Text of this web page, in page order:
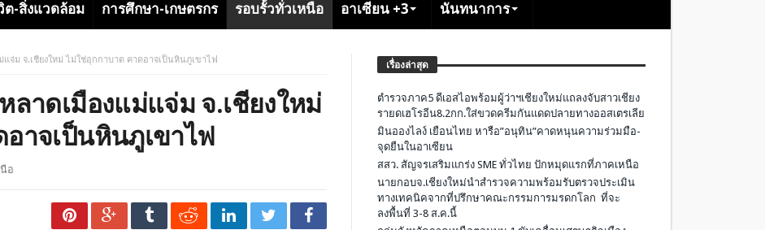
-สิ่งแวดล้อม การศึกษา-เกษตรกร รอบรั้วทั่วเหนือ อาเซียน +3 นันทนาการ
จ่ม จ.เชียงใหม่ ไม่ใช่อุกกาบาต คาดอาจเป็นหินภูเขาไฟ
ลาดเมืองแม่แจ่ม จ.เชียงใหม่
าจเป็นหินภูเขาไฟ
อ
เรื่องล่าสุด
ตำรวจภาค5 ดีเอสไอพร้อมผู้ว่าฯเชียงใหม่แถลงจับสาวเชียง
รายดเฮโรอีน8.2กก.ใส่ขวดครีมกันแดดปลายทางออสเตรเลีย
มินอองไลง์ เยือนไทย หารือ”อนุทิน”คาดหนุนความร่วมมือ-
จุดยืนในอาเซียน
สสว. สัญจรเสริมแกร่ง SME ทั่วไทย ปักหมุดแรกที่ภาคเหนือ
นายกอบจ.เชียงใหม่นำสำรวจความพร้อมรับตรวจประเมิน
ทางเทคนิคจากที่ปรึกษาคณะกรรมการมรดกโลก ที่จะ
ลงพื้นที่ 3-8 ส.ค.นี้